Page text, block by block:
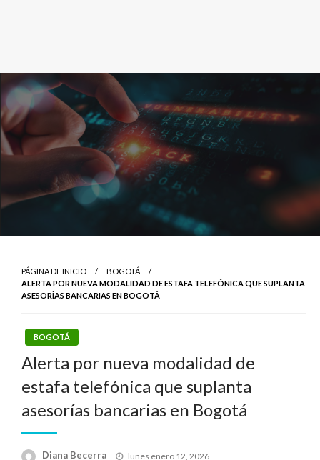
PÁGINA DE INICIO
BOGOTÁ
ALERTA POR NUEVA MODALIDAD DE ESTAFA TELEFÓNICA QUE SUPLANTA
ASESORÍAS BANCARIAS EN BOGOTÁ
BOGOTÁ
Alerta por nueva modalidad de
estafa telefónica que suplanta
asesorías bancarias en Bogotá
Diana Becerra
Publicado
lunes enero 12, 2026